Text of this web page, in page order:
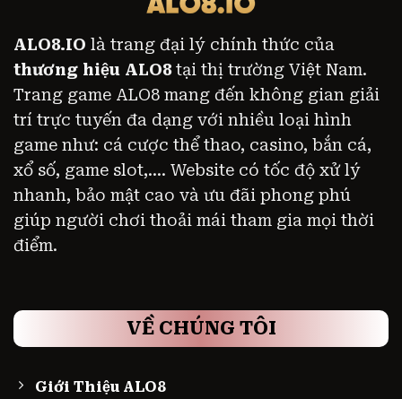
ALO8.IO là trang đại lý chính thức của
thương hiệu ALO8tại thị trường Việt Nam.
Trang game ALO8 mang đến không gian giải
trí trực tuyến đa dạng với nhiều loại hình
game như: cá cược thể thao, casino, bắn cá,
xổ số, game slot,.... Website có tốc độ xử lý
nhanh, bảo mật cao và ưu đãi phong phú
giúp người chơi thoải mái tham gia mọi thời
điểm.
VỀ CHÚNG TÔI
Giới Thiệu ALO8